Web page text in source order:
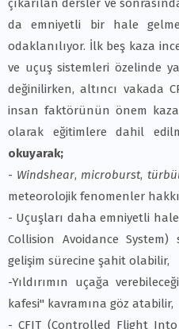
çıkarılan dersler ve
da emniyetli bir hale
odaklanılıyor. İlk beş kaza
ve uçuş sistemleri özelinde
değinilirken, altıncı vakada
insan faktörünün önem
olarak eğitimlere dahil
okuyarak;
- Windshear, microburst,
meteorolojik fenomenler
- Uçuşları daha emniyetli
Collision Avoidance System)
gelişim sürecine şahit olabilir,
-Yıldırımın uçağa
kafesi" kavramına göz atabilir,
- CFIT (Controlled Flight Into